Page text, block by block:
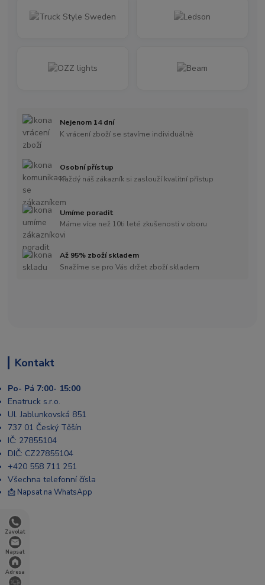
Zavolat
Napsat
Adresa
Nejenom 14 dní
K vrácení zboží se stavíme individuálně
Osobní přístup
Každý náš zákazník si zaslouží kvalitní přístup
Umíme poradit
Máme více než 10ti leté zkušenosti v oboru
Až 95% zboží skladem
Snažíme se pro Vás držet zboží skladem
Kontakt
Po- Pá 7:00- 15:00
Enatruck s.r.o.
Ul. Jablunkovská 851
737 01 Český Těšín
IČ: 27855104
DIČ: CZ27855104
+420 558 711 251
Všechna telefonní čísla
📩 Napsat na WhatsApp